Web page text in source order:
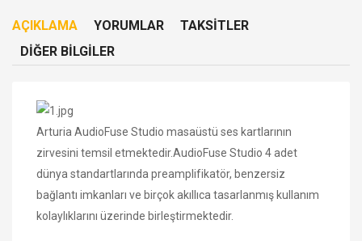
AÇIKLAMA YORUMLAR
TAKSITLER
DIĞER BILGILER
Arturia AudioFuse Studio masaüstü ses kartlarının
zirvesini temsil etmektedir.AudioFuse Studio 4 adet
dünya standartlarında preamplifikatör, benzersiz
bağlantı imkanları ve birçok akıllıca tasarlanmış kullanım
kolaylıklarını üzerinde birleştirmektedir.